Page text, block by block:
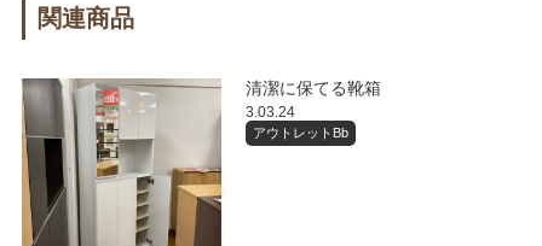
関連商品
清潔に保てる靴箱
3.03.24
アウトレットBb